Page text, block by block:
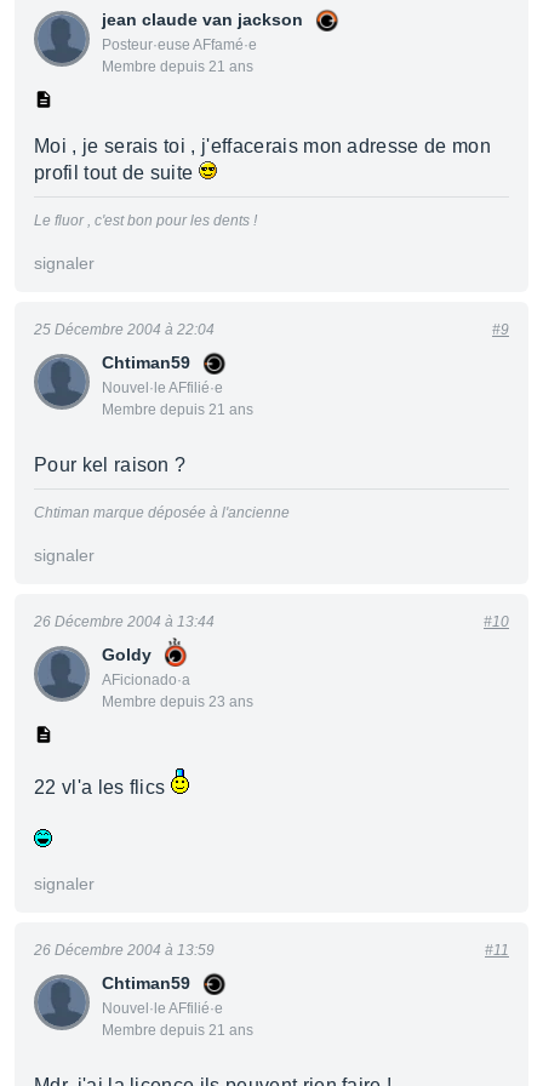
jean claude van jackson
Posteur·euse AFfamé·e
Membre depuis 21 ans
Moi , je serais toi , j'effacerais mon adresse de mon
profil tout de suite
Le fluor , c'est bon pour les dents !
signaler
Chtiman59
Nouvel·le AFfilié·e
Membre depuis 21 ans
25 Décembre 2004 à 22:04 #9
Pour kel raison ?
Chtiman marque déposée à l'ancienne
signaler
Goldy
AFicionado·a
Membre depuis 23 ans
26 Décembre 2004 à 13:44 #10
22 vl'a les flics
signaler
Chtiman59
Nouvel·le AFfilié·e
Membre depuis 21 ans
26 Décembre 2004 à 13:59 #11